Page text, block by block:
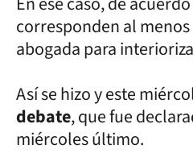
corresponden al menos
abogada para
Así se hizo y este
debate, que fue
miércoles último.